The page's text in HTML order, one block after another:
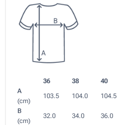
36 38 40
A
(cm)
103.5 104.0 104.5
B
(cm)
32.0 34.0 36.0